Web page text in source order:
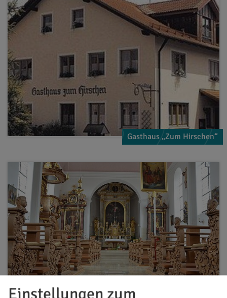
Gasthaus „Zum Hirschen“
Einstellungen zum